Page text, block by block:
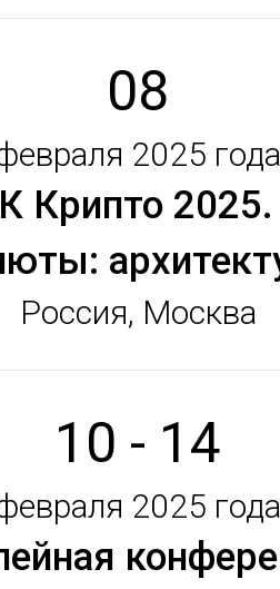
08
2025 года
Крипто
Россия, Москва
10 - 14
2025 года